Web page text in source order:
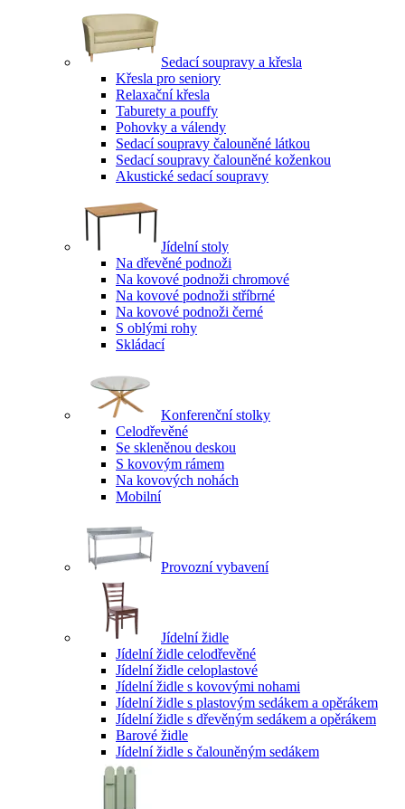
Sedací soupravy a křesla
Křesla pro seniory
Relaxační křesla
Taburety a pouffy
Pohovky a válendy
Sedací soupravy čalouněné látkou
Sedací soupravy čalouněné koženkou
Akustické sedací soupravy
Jídelní stoly
Na dřevěné podnoži
Na kovové podnoži chromové
Na kovové podnoži stříbrné
Na kovové podnoži černé
S oblými rohy
Skládací
Konferenční stolky
Celodřevěné
Se skleněnou deskou
S kovovým rámem
Na kovových nohách
Mobilní
Provozní vybavení
Jídelní židle
Jídelní židle celodřevěné
Jídelní židle celoplastové
Jídelní židle s kovovými nohami
Jídelní židle s plastovým sedákem a opěrákem
Jídelní židle s dřevěným sedákem a opěrákem
Barové židle
Jídelní židle s čalouněným sedákem